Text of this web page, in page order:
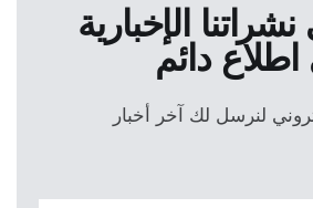
الإخبارية
دائم
لنرسل لك آخر أخبار